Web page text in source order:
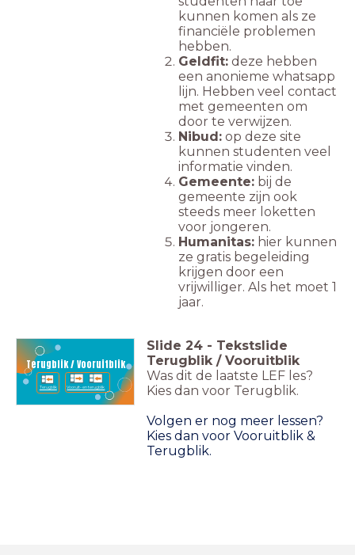
kunnen komen als ze
financiële problemen
hebben.
Geldfit: deze hebben
een anonieme whatsapp
lijn. Hebben veel contact
met gemeenten om
door te verwijzen.
Nibud: op deze site
kunnen studenten veel
informatie vinden.
Gemeente: bij de
gemeente zijn ook
steeds meer loketten
voor jongeren.
Humanitas: hier kunnen
ze gratis begeleiding
krijgen door een
vrijwilliger. Als het moet 1
jaar.
Terugblik / Vooruitblik
Terugblik Vooruit- en terugblik
Slide 24 - Tekstslide
Terugblik / Vooruitblik
Was dit de laatste LEF les?
Kies dan voor Terugblik.
Volgen er nog meer lessen?
Kies dan voor Vooruitblik &
Terugblik.